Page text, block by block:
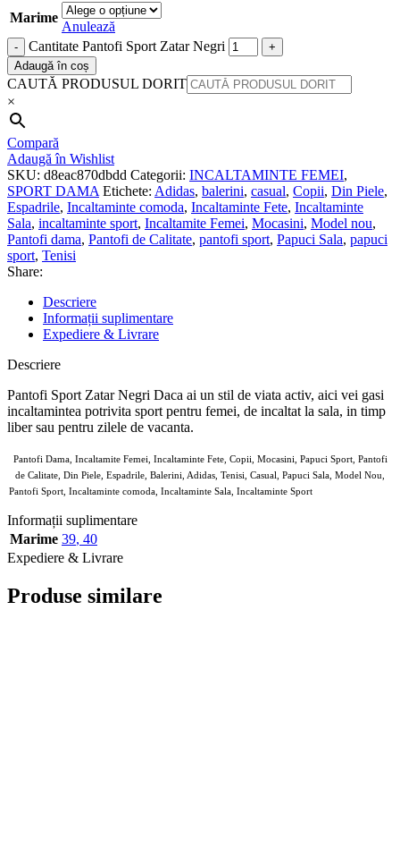
Marime
Anulează
Cantitate Pantofi Sport Zatar Negri
Adaugă în coș
CAUTĂ PRODUSUL DORIT
×
Compară
Adaugă în Wishlist
SKU: d8eac870dbdd Categorii: INCALTAMINTE FEMEI,
SPORT DAMA Etichete: Adidas, balerini, casual, Copii, Din Piele,
Espadrile, Incaltaminte comoda, Incaltaminte Fete, Incaltaminte
Sala, incaltaminte sport, Incaltamite Femei, Mocasini, Model nou,
Pantofi dama, Pantofi de Calitate, pantofi sport, Papuci Sala, papuci
sport, Tenisi
Share:
Descriere
Informații suplimentare
Expediere & Livrare
Descriere
Pantofi Sport Zatar Negri Daca ai un stil de viata activ, aici vei gasi
incaltamintea potrivita sport pentru femei, de incaltat la sala, in timp
liber sau pentru zilele de vacanta.
Pantofi Dama, Incaltamite Femei, Incaltaminte Fete, Copii, Mocasini, Papuci Sport, Pantofi
de Calitate, Din Piele, Espadrile, Balerini, Adidas, Tenisi, Casual, Papuci Sala, Model Nou,
Pantofi Sport, Incaltaminte comoda, Incaltaminte Sala, Incaltaminte Sport
Informații suplimentare
Marime 39, 40
Expediere & Livrare
Produse similare